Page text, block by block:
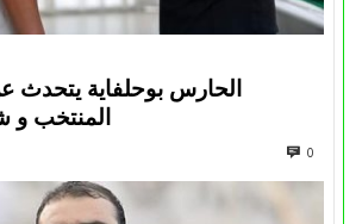
الحارس بوحلفاية يتحدث
المنتخب
0